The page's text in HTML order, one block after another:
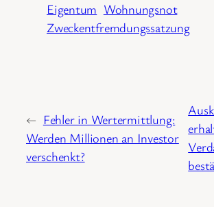
Eigentum Wohnungsnot
Zweckentfremdungssatzung
← Fehler in Wertermittlung:
Werden Millionen an Investor
verschenkt?